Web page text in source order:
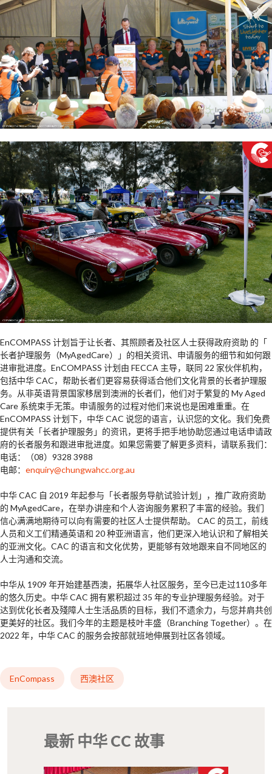
EnCOMPASS 计划旨于让长者、其照顾者及社区人士获得政府资助 的「
长者护理服务（MyAgedCare）」的相关资讯、申请服务的细节和如何跟
进审批进度。EnCOMPASS 计划由 FECCA 主导，联同 22 家伙伴机构，
包括中华 CAC，帮助长者们更容易获得适合他们文化背景的长者护理服
务。从非英语背景国家移居到澳洲的长者们，他们对于繁复的 My Aged
Care 系统束手无策。申请服务的过程对他们来说也是困难重重。在
EnCOMPASS 计划下，中华 CAC 说您的语言，认识您的文化。我们免费
提供有关「长者护理服务」的资讯，更将手把手地协助您通过电话申请政
府的长者服务和跟进审批进度。如果您需要了解更多资料，请联系我们：
电话：（08）9328 3988
电邮： enquiry@chungwahcc.org.au
中华 CAC 自 2019 年起参与「长者服务导航试验计划」，推广政府资助
的 MyAgedCare，在举办讲座和个人咨询服务累积了丰富的经验。我们
信心满满地期待可以向有需要的社区人士提供帮助。 CAC 的员工，前线
人员和义工们精通英语和 20 种亚洲语言，他们更深入地认识和了解相关
的亚洲文化。CAC 的语言和文化优势，更能够有效地跟来自不同地区的
人士沟通和交流。
中华从 1909 年开始建基西澳，拓展华人社区服务，至今已走过110多年
的悠久历史。中华 CAC 拥有累积超过 35 年的专业护理服务经验。对于
达到优化长者及殘障人士生活品质的目标，我们不遗余力，与您并肩共创
更美好的社区。我们今年的主题是枝叶丰盛（Branching Together）。在
2022 年，中华 CAC 的服务会按部就班地伸展到社区各领域。
EnCompass 西澳社区
最新 中华 CC 故事